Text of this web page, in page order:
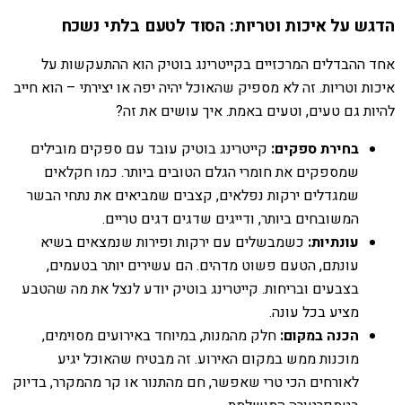
הדגש על איכות וטריות: הסוד לטעם בלתי נשכח
אחד ההבדלים המרכזיים בקייטרינג בוטיק הוא ההתעקשות על
איכות וטריות. זה לא מספיק שהאוכל יהיה יפה או יצירתי – הוא חייב
להיות גם טעים, וטעים באמת. איך עושים את זה?
בחירת ספקים: קייטרינג בוטיק עובד עם ספקים מובילים
שמספקים את חומרי הגלם הטובים ביותר. כמו חקלאים
שמגדלים ירקות נפלאים, קצבים שמביאים את נתחי הבשר
המשובחים ביותר, ודייגים שדגים דגים טריים.
עונתיות: כשמבשלים עם ירקות ופירות שנמצאים בשיא
עונתם, הטעם פשוט מדהים. הם עשירים יותר בטעמים,
בצבעים ובריחות. קייטרינג בוטיק יודע לנצל את מה שהטבע
מציע בכל עונה.
הכנה במקום: חלק מהמנות, במיוחד באירועים מסוימים,
מוכנות ממש במקום האירוע. זה מבטיח שהאוכל יגיע
לאורחים הכי טרי שאפשר, חם מהתנור או קר מהמקרר, בדיוק